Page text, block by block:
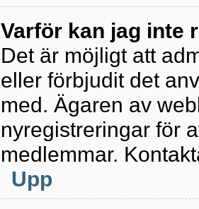
Varför kan jag inte
Det är möjligt att
eller förbjudit det
med. Ägaren av
nyregistreringar för
medlemmar.
Upp